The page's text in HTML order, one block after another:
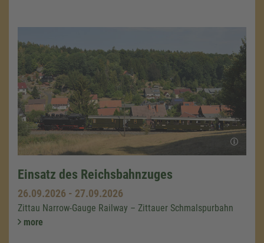
Einsatz des Reichsbahnzuges
26.09.2026 - 27.09.2026
Zittau Narrow-Gauge Railway – Zittauer Schmalspurbahn
more